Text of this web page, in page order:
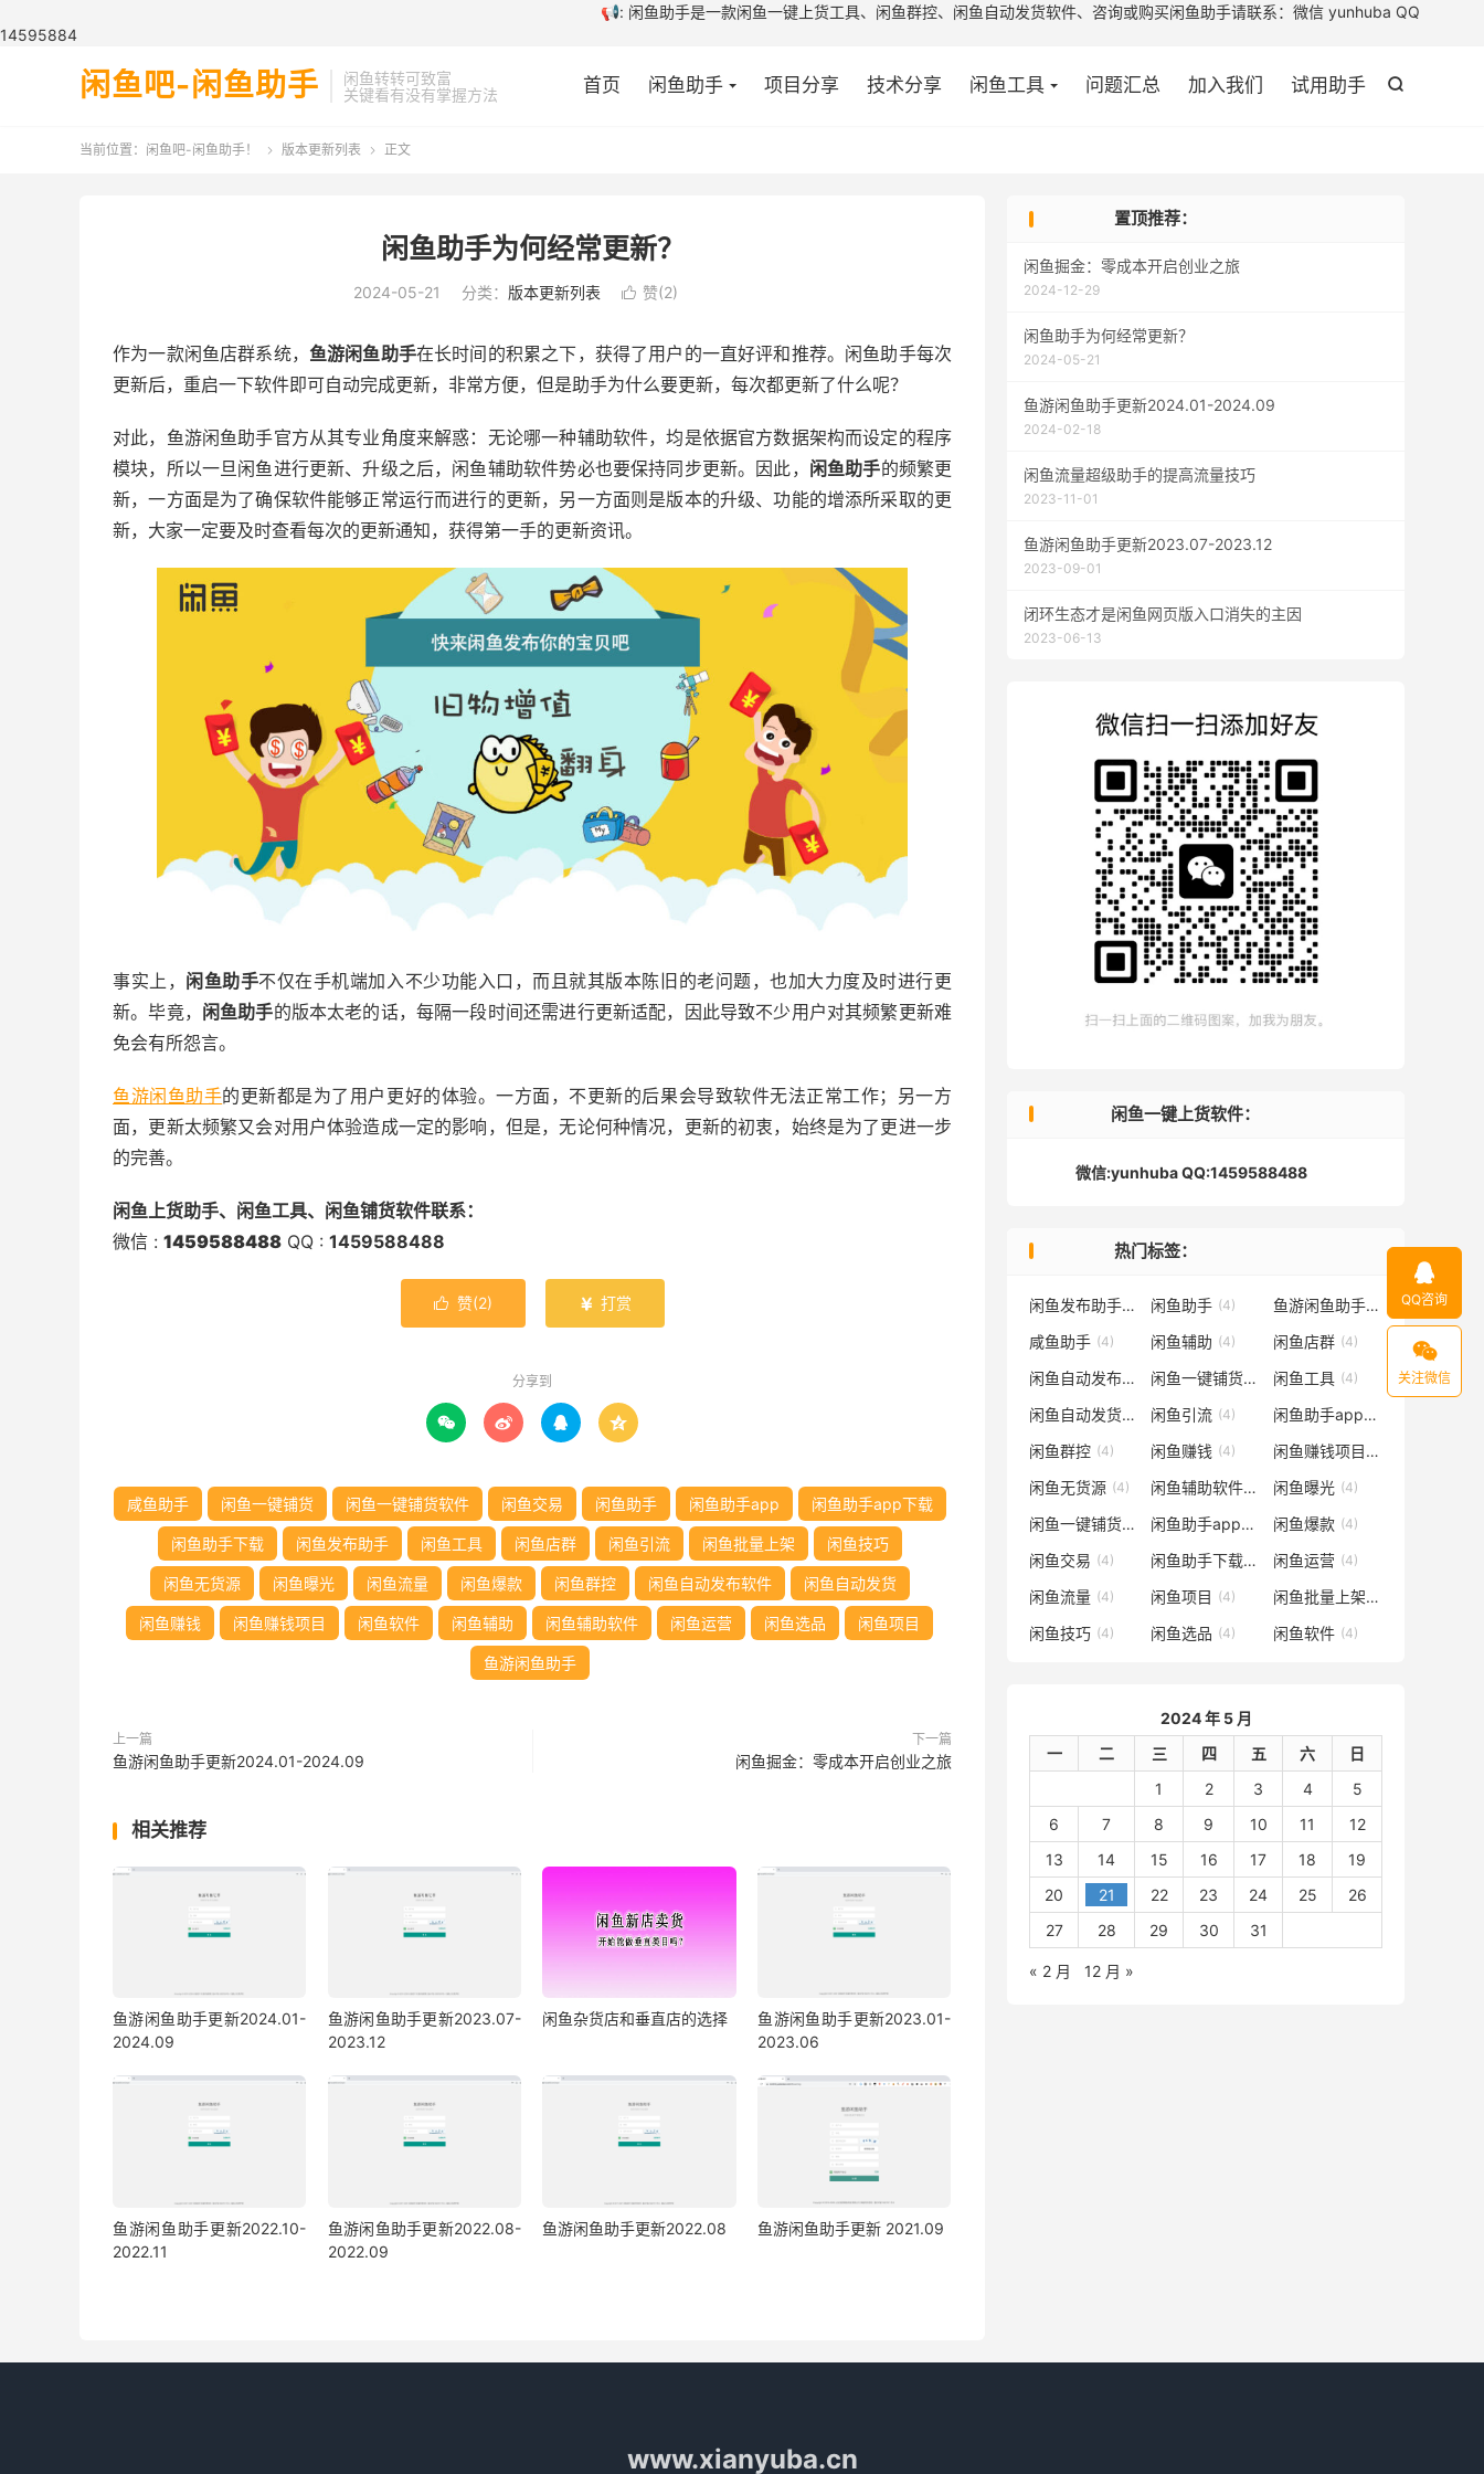
📢: 闲鱼助手是一款闲鱼一键上货工具、闲鱼群控、闲鱼自动发货软件、咨询或购买闲鱼助手请联系：微信 yunhuba QQ
14595884
闲鱼吧-闲鱼助手
闲鱼转转可致富
关键看有没有掌握方法

首页 闲鱼助手 项目分享 技术分享 闲鱼工具 问题汇总 加入我们 试用助手

当前位置： 闲鱼吧-闲鱼助手！  版本更新列表  正文
闲鱼助手为何经常更新？
2024-05-21 分类： 版本更新列表  赞(2)
作为一款闲鱼店群系统， 鱼游闲鱼助手在长时间的积累之下，获得了用户的一直好评和推荐。闲鱼助手每次
更新后，重启一下软件即可自动完成更新，非常方便，但是助手为什么要更新，每次都更新了什么呢？
对此，鱼游闲鱼助手官方从其专业角度来解惑：无论哪一种辅助软件，均是依据官方数据架构而设定的程序
模块，所以一旦闲鱼进行更新、升级之后，闲鱼辅助软件势必也要保持同步更新。因此， 闲鱼助手的频繁更
新，一方面是为了确保软件能够正常运行而进行的更新，另一方面则是版本的升级、功能的增添所采取的更
新，大家一定要及时查看每次的更新通知，获得第一手的更新资讯。
事实上， 闲鱼助手不仅在手机端加入不少功能入口，而且就其版本陈旧的老问题，也加大力度及时进行更
新。毕竟， 闲鱼助手的版本太老的话，每隔一段时间还需进行更新适配，因此导致不少用户对其频繁更新难
免会有所怨言。
鱼游闲鱼助手的更新都是为了用户更好的体验。一方面，不更新的后果会导致软件无法正常工作；另一方
面，更新太频繁又会对用户体验造成一定的影响，但是，无论何种情况，更新的初衷，始终是为了更进一步
的完善。
闲鱼上货助手、闲鱼工具、闲鱼铺货软件联系：
微信 : 1459588488 QQ : 1459588488
 赞(2)  打赏
分享到
   
咸鱼助手 闲鱼一键铺货 闲鱼一键铺货软件 闲鱼交易 闲鱼助手 闲鱼助手app 闲鱼助手app下载
闲鱼助手下载 闲鱼发布助手 闲鱼工具 闲鱼店群 闲鱼引流 闲鱼批量上架 闲鱼技巧
闲鱼无货源 闲鱼曝光 闲鱼流量 闲鱼爆款 闲鱼群控 闲鱼自动发布软件 闲鱼自动发货
闲鱼赚钱 闲鱼赚钱项目 闲鱼软件 闲鱼辅助 闲鱼辅助软件 闲鱼运营 闲鱼选品 闲鱼项目
鱼游闲鱼助手
上一篇
鱼游闲鱼助手更新2024.01-2024.09
下一篇
闲鱼掘金：零成本开启创业之旅
相关推荐
鱼游闲鱼助手更新2024.01-
2024.09
鱼游闲鱼助手更新2023.07-
2023.12
闲鱼杂货店和垂直店的选择
鱼游闲鱼助手更新2023.01-
2023.06
鱼游闲鱼助手更新2022.10-
2022.11
鱼游闲鱼助手更新2022.08-
2022.09
鱼游闲鱼助手更新2022.08 鱼游闲鱼助手更新 2021.09
置顶推荐：
闲鱼掘金：零成本开启创业之旅
2024-12-29
闲鱼助手为何经常更新？
2024-05-21
鱼游闲鱼助手更新2024.01-2024.09
2024-02-18
闲鱼流量超级助手的提高流量技巧
2023-11-01
鱼游闲鱼助手更新2023.07-2023.12
2023-09-01
闭环生态才是闲鱼网页版入口消失的主因
2023-06-13
闲鱼一键上货软件：
微信:yunhuba QQ:1459588488
热门标签：
闲鱼发布助手 闲鱼助手 (4) 鱼游闲鱼助手
咸鱼助手 (4) 闲鱼辅助 (4) 闲鱼店群 (4)
闲鱼自动发布软件 (4) 闲鱼一键铺货 闲鱼工具 (4)
闲鱼自动发货 闲鱼引流 (4) 闲鱼助手app
闲鱼群控 (4) 闲鱼赚钱 (4) 闲鱼赚钱项目
闲鱼无货源 (4) 闲鱼辅助软件 闲鱼曝光 (4)
闲鱼一键铺货软件 (4) 闲鱼助手app下载 (4)
闲鱼爆款 (4)
闲鱼交易 (4) 闲鱼助手下载 闲鱼运营 (4)
闲鱼流量 (4) 闲鱼项目 (4) 闲鱼批量上架
闲鱼技巧 (4) 闲鱼选品 (4) 闲鱼软件 (4)
2024 年 5 月
一
二 三 四 五 六
日
1
2 3 4
5
6
7 8 9 10 11
12
13
14 15 16 17 18
19
20
21 22 23 24 25
26
27
28 29 30 31
« 2 月 12 月 »
www.xianyuba.cn

QQ咨询

关注微信